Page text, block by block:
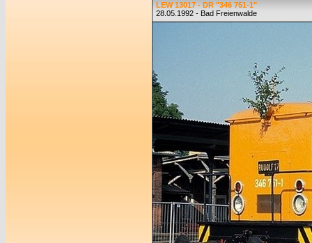
LEW 13017 - DR "346 751-1"
28.05.1992 - Bad Freienwalde